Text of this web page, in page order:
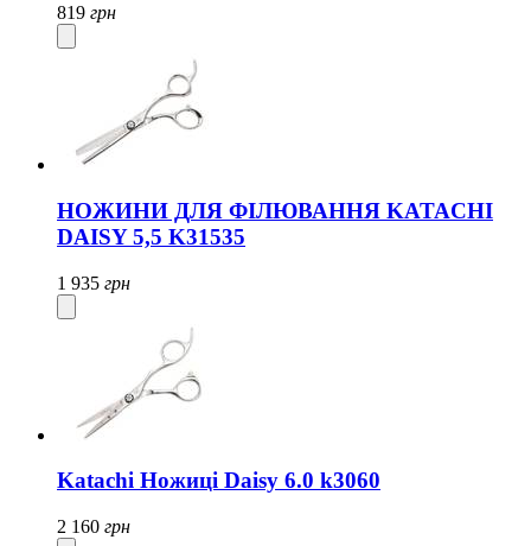
819 грн
НОЖИНИ ДЛЯ ФІЛЮВАННЯ KATACHI
DAISY 5,5 K31535
1 935 грн
Katachi Ножиці Daisy 6.0 k3060
2 160 грн